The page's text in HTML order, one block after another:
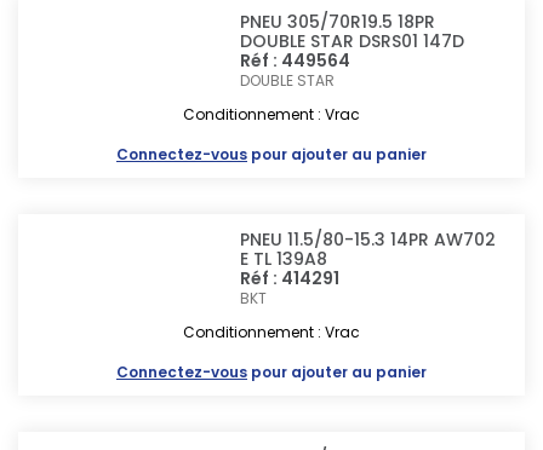
PNEU 305/70R19.5 18PR
DOUBLE STAR DSRS01 147D
Réf : 449564
DOUBLE STAR
Conditionnement : Vrac
Connectez-vous pour ajouter au panier
PNEU 11.5/80-15.3 14PR AW702
E TL 139A8
Réf : 414291
BKT
Conditionnement : Vrac
Connectez-vous pour ajouter au panier